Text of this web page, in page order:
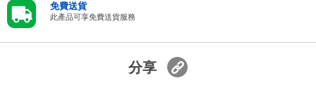
免費送貨
此產品可享免費送貨服務
分享